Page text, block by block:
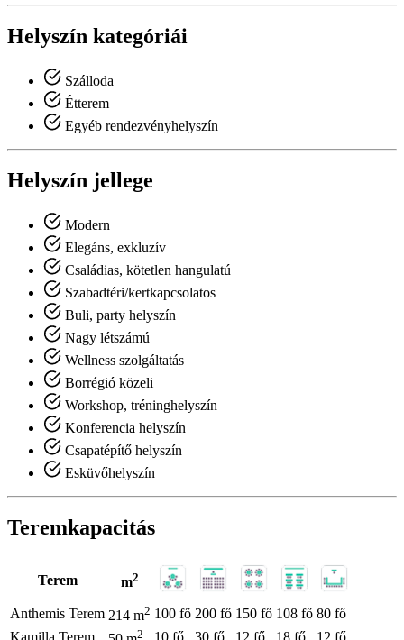
Helyszín kategóriái
Szálloda
Étterem
Egyéb rendezvényhelyszín
Helyszín jellege
Modern
Elegáns, exkluzív
Családias, kötetlen hangulatú
Szabadtéri/kertkapcsolatos
Buli, party helyszín
Nagy létszámú
Wellness szolgáltatás
Borrégió közeli
Workshop, tréninghelyszín
Konferencia helyszín
Csapatépítő helyszín
Esküvőhelyszín
Teremkapacitás
Terem m2
Anthemis Terem 214 m2 100 fő 200 fő 150 fő 108 fő 80 fő
Kamilla Terem
2 10 fő 30 fő 12 fő 18 fő
12 fő